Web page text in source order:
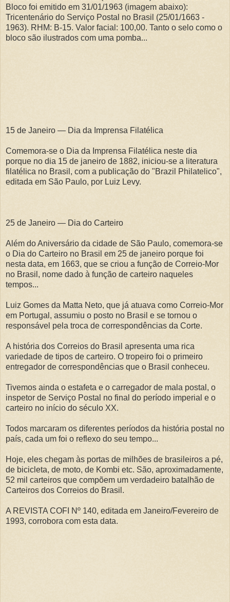
Bloco foi emitido em 31/01/1963 (imagem abaixo):
Tricentenário do Serviço Postal no Brasil (25/01/1663 -
1963). RHM: B-15. Valor facial: 100,00. Tanto o selo como o
bloco são ilustrados com uma pomba...
15 de Janeiro — Dia da Imprensa Filatélica
Comemora-se o Dia da Imprensa Filatélica neste dia
porque no dia 15 de janeiro de 1882, iniciou-se a literatura
filatélica no Brasil, com a publicação do "Brazil Philatelico",
editada em São Paulo, por Luiz Levy.
25 de Janeiro — Dia do Carteiro
Além do Aniversário da cidade de São Paulo, comemora-se
o Dia do Carteiro no Brasil em 25 de janeiro porque foi
nesta data, em 1663, que se criou a função de Correio-Mor
no Brasil, nome dado à função de carteiro naqueles
tempos...
Luiz Gomes da Matta Neto, que já atuava como Correio-Mor
em Portugal, assumiu o posto no Brasil e se tornou o
responsável pela troca de correspondências da Corte.
A história dos Correios do Brasil apresenta uma rica
variedade de tipos de carteiro. O tropeiro foi o primeiro
entregador de correspondências que o Brasil conheceu.
Tivemos ainda o estafeta e o carregador de mala postal, o
inspetor de Serviço Postal no final do período imperial e o
carteiro no início do século XX.
Todos marcaram os diferentes períodos da história postal no
país, cada um foi o reflexo do seu tempo...
Hoje, eles chegam às portas de milhões de brasileiros a pé,
de bicicleta, de moto, de Kombi etc. São, aproximadamente,
52 mil carteiros que compõem um verdadeiro batalhão de
Carteiros dos Correios do Brasil.
A REVISTA COFI Nº 140, editada em Janeiro/Fevereiro de
1993, corrobora com esta data.